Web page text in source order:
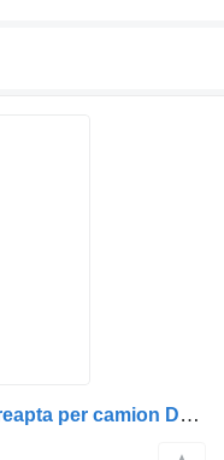
Rivestimento Amortizor Punte Dreapta per camion DAF (Coduri: 1450885, 1606742, 1443695, 1369711)